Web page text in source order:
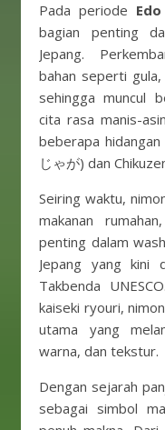
Pada periode
bagian penting
Jepang.
bahan seperti
sehingga muncul
cita rasa manis-
beberapa
じゃが) dan
Seiring waktu,
makanan
penting dalam
Jepang yang kini
Takbenda
kaiseki ryouri,
utama yang
warna, dan tekstur.
Dengan sejarah
sebagai simbol